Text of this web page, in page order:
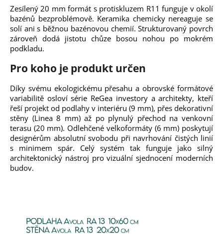
Zesílený 20 mm formát s protiskluzem R11 funguje v okolí
bazénů bezproblémově. Keramika chemicky nereaguje se
solí ani s běžnou bazénovou chemií. Strukturovaný povrch
zároveň dodá jistotu chůze bosou nohou po mokrém
podkladu.
Pro koho je produkt určen
Díky svému ekologickému přesahu a obrovské formátové
variabilitě osloví série ReGea investory a architekty, kteří
řeší projekt od podlahy v interiéru (9 mm), přes dekorativní
stěny (Linea 8 mm) až po plynulý přechod na venkovní
terasu (20 mm). Odlehčené velkoformáty (6 mm) poskytují
designérům absolutní svobodu při navrhování čistých linií
s minimem spár. Celý systém tak funguje jako silný
architektonický nástroj pro vizuální sjednocení moderních
budov.